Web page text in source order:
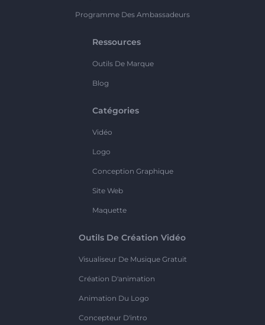
Programme Des Ambassadeurs
Ressources
Outils De Marque
Blog
Catégories
Vidéo
Logo
Conception Graphique
Site Web
Maquette
Outils De Création Vidéo
Visualiseur De Musique Gratuit
Création D'animation
Animation Du Logo
Concepteur D'intro